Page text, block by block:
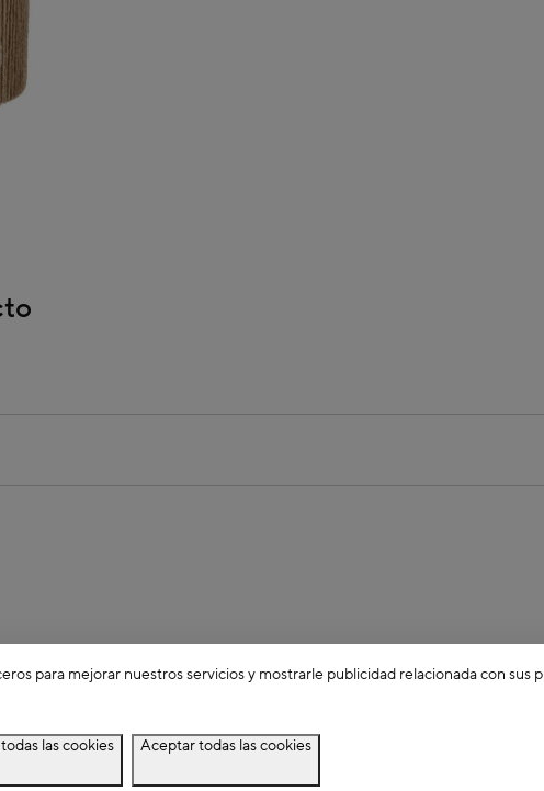
para mejorar nuestros servicios y mostrarle publicidad relacionada con
las cookies Aceptar todas las cookies